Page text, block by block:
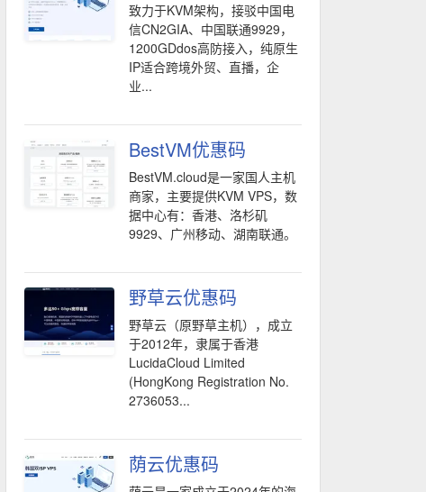
致力于KVM架构，接驳中国电
信CN2GIA、中国联通9929，
1200GDdos高防接入，纯原生
IP适合跨境外贸、直播，企
业...
BestVM优惠码
BestVM.cloud是一家国人主机
商家，主要提供KVM VPS，数
据中心有：香港、洛杉矶
9929、广州移动、湖南联通。
野草云优惠码
野草云（原野草主机），成立
于2012年，隶属于香港
LucidaCloud Limited
(HongKong Registration No.
2736053...
荫云优惠码